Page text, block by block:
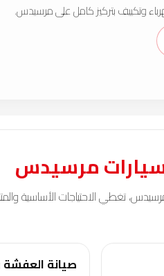
وتكييف بتركيز كامل على مرسيدس.
لسيارات مرسيدس
تغطي الاحتياجات الأساسية
صيانة العفشة